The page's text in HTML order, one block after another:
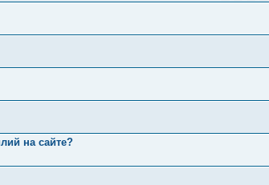
на сайте?